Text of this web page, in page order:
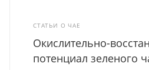
СТАТЬИ О ЧАЕ
Окислительно-
потенциал зеленого